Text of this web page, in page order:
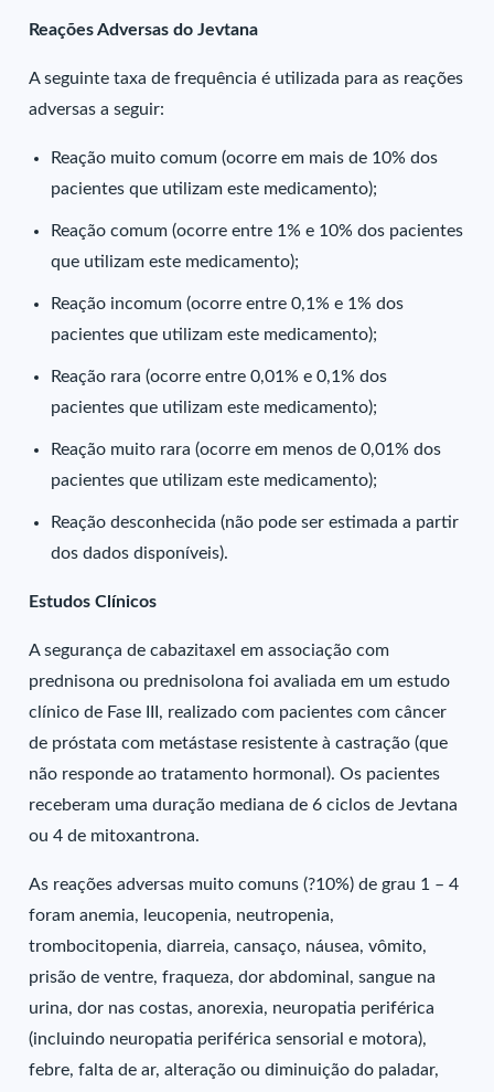
Reações Adversas do Jevtana
A seguinte taxa de frequência é utilizada para as reações
adversas a seguir:
Reação muito comum (ocorre em mais de 10% dos
pacientes que utilizam este medicamento);
Reação comum (ocorre entre 1% e 10% dos pacientes
que utilizam este medicamento);
Reação incomum (ocorre entre 0,1% e 1% dos
pacientes que utilizam este medicamento);
Reação rara (ocorre entre 0,01% e 0,1% dos
pacientes que utilizam este medicamento);
Reação muito rara (ocorre em menos de 0,01% dos
pacientes que utilizam este medicamento);
Reação desconhecida (não pode ser estimada a partir
dos dados disponíveis).
Estudos Clínicos
A segurança de cabazitaxel em associação com
prednisona ou prednisolona foi avaliada em um estudo
clínico de Fase III, realizado com pacientes com câncer
de próstata com metástase resistente à castração (que
não responde ao tratamento hormonal). Os pacientes
receberam uma duração mediana de 6 ciclos de Jevtana
ou 4 de mitoxantrona.
As reações adversas muito comuns (?10%) de grau 1 – 4
foram anemia, leucopenia, neutropenia,
trombocitopenia, diarreia, cansaço, náusea, vômito,
prisão de ventre, fraqueza, dor abdominal, sangue na
urina, dor nas costas, anorexia, neuropatia periférica
(incluindo neuropatia periférica sensorial e motora),
febre, falta de ar, alteração ou diminuição do paladar,